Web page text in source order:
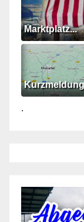
Marktplatz...
.